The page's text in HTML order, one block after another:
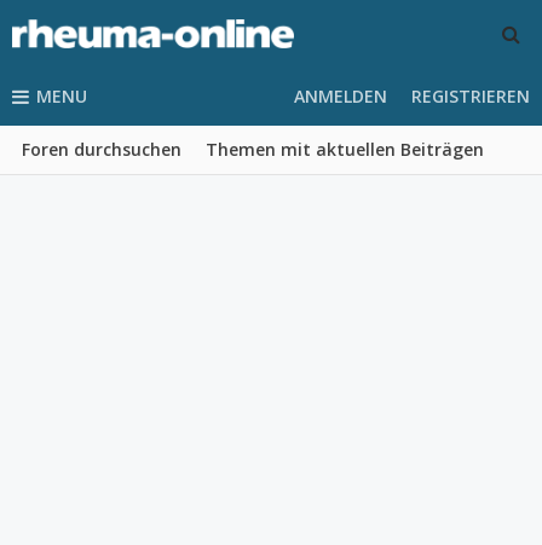
MENU
Foren durchsuchen Themen mit aktuellen Beiträgen
ANMELDEN REGISTRIEREN